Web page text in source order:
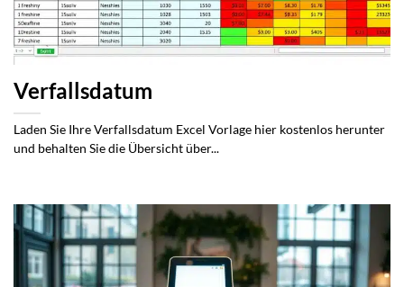
Verfallsdatum
Laden Sie Ihre Verfallsdatum Excel Vorlage hier kostenlos herunter
und behalten Sie die Übersicht über...